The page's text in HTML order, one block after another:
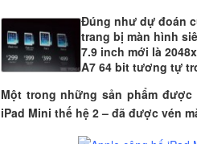
Đúng như dự đoán
trang bị màn hình
7.9 inch mới là
A7 64 bit tương tự
Một trong những sản phẩm
iPad Mini thế hệ 2 – đã được vén